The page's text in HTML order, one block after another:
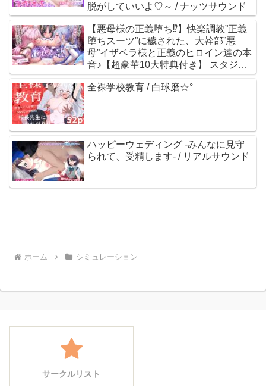
脱がしていいよ♡～ / ナッツサウンド
【悪母様の正義堕ち⁉︎】快楽調教”正義
堕ちスーツ”に穢された、大幹部”悪
母”イザベラ様と正義のヒロイン達の本
音♪【超豪華10大特典付き】 スタジオ
拘束少女図鑑 / 餅梨あむ 涼花みなせ
MOMOKA。 涼貴涼全裸学校教育 / 白球磨☆°
ハッピーウェディング -みんなに見守
られて、受精します- / リアルサウンド
ホーム シミュレーション
サークルリスト